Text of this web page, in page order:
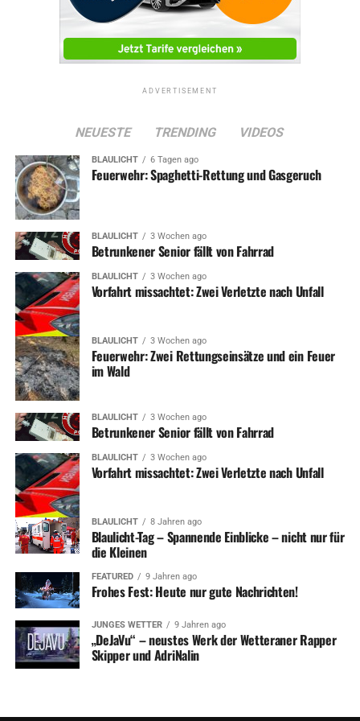
ADVERTISEMENT
NEUESTE TRENDING VIDEOS
BLAULICHT 6 Tagen ago
Feuerwehr: Spaghetti-Rettung und Gasgeruch
BLAULICHT 3 Wochen ago
Betrunkener Senior fällt von Fahrrad
BLAULICHT 3 Wochen ago
Vorfahrt missachtet: Zwei Verletzte nach Unfall
BLAULICHT 3 Wochen ago
Feuerwehr: Zwei Rettungseinsätze und ein Feuer
im Wald
BLAULICHT 3 Wochen ago
Betrunkener Senior fällt von Fahrrad
BLAULICHT 3 Wochen ago
Vorfahrt missachtet: Zwei Verletzte nach Unfall
BLAULICHT 8 Jahren ago
Blaulicht-Tag – Spannende Einblicke – nicht nur für
die Kleinen
FEATURED 9 Jahren ago
Frohes Fest: Heute nur gute Nachrichten!
JUNGES WETTER 9 Jahren ago
„DeJaVu“ – neustes Werk der Wetteraner Rapper
Skipper und AdriNalin